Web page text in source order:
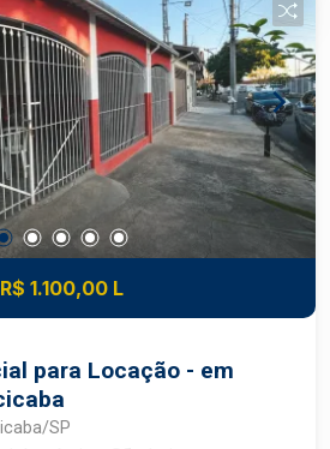
opção para empresas que
visibilidade e conforto em
valorizadas de Piracicaba
com quem é agente de
mercado imobiliário de
sua visita.
R$ 1.100,00 L
para Locação - em
SP